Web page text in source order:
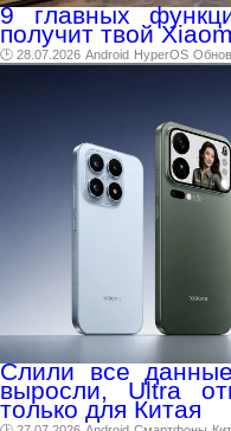
9 главных
получит твой
🕑 28.07.2026 Android HyperOS
Слили все
выросли, Ultra
только для Китая